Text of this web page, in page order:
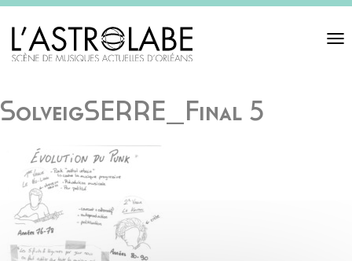
Toggle
SolveigSERRE_Final 5